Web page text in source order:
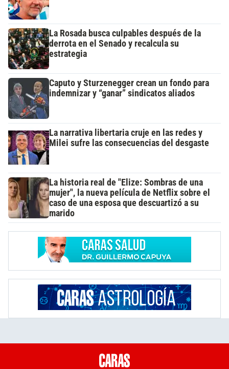
La Rosada busca culpables después de la
derrota en el Senado y recalcula su
estrategia
Caputo y Sturzenegger crean un fondo para
indemnizar y “ganar” sindicatos aliados
La narrativa libertaria cruje en las redes y
Milei sufre las consecuencias del desgaste
La historia real de "Elize: Sombras de una
mujer", la nueva película de Netflix sobre el
caso de una esposa que descuartizó a su
marido